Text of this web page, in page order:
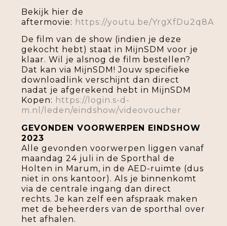
Bekijk hier de
aftermovie: https://youtu.be/YrgXfDu2q8A
De film van de show (indien je deze
gekocht hebt) staat in MijnSDM voor je
klaar. Wil je alsnog de film bestellen?
Dat kan via MijnSDM! Jouw specifieke
downloadlink verschijnt dan direct
nadat je afgerekend hebt in MijnSDM
Kopen: https://login.s-d-
m.nl/leden/eindshow/videovoucher
GEVONDEN VOORWERPEN EINDSHOW
2023
Alle gevonden voorwerpen liggen vanaf
maandag 24 juli in de Sporthal de
Holten in Marum, in de AED-ruimte (dus
niet in ons kantoor). Als je binnenkomt
via de centrale ingang dan direct
rechts. Je kan zelf een afspraak maken
met de beheerders van de sporthal over
het afhalen.